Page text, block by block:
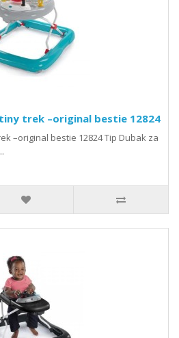
trek –original bestie 12824
–original bestie 12824 Tip Dubak za